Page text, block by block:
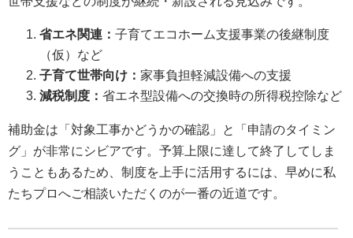
省エネ関連： 子育てエコホーム支援事業の後継制度
（仮）など
子育て世帯向け： 家事負担軽減設備への支援
減税制度： 省エネ型設備への交換時の所得税控除など
補助金は「対象工事かどうかの確認」と「申請のタイミン
グ」が非常にシビアです。予算上限に達して終了してしま
うこともあるため、制度を上手に活用するには、早めに私
たちプロへご相談いただくのが一番の近道です。